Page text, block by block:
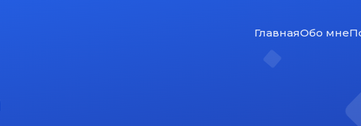
ГлавнаяОбо мне